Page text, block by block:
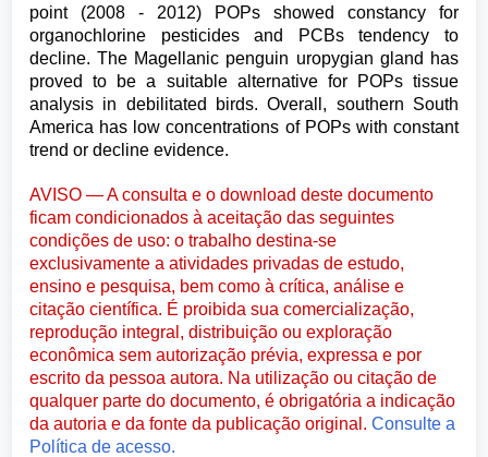
point (2008 - 2012) POPs showed constancy for
organochlorine pesticides and PCBs tendency to
decline. The Magellanic penguin uropygian gland has
proved to be a suitable alternative for POPs tissue
analysis in debilitated birds. Overall, southern South
America has low concentrations of POPs with constant
trend or decline evidence.
AVISO — A consulta e o download deste documento
ficam condicionados à aceitação das seguintes
condições de uso: o trabalho destina-se
exclusivamente a atividades privadas de estudo,
ensino e pesquisa, bem como à crítica, análise e
citação científica. É proibida sua comercialização,
reprodução integral, distribuição ou exploração
econômica sem autorização prévia, expressa e por
escrito da pessoa autora. Na utilização ou citação de
qualquer parte do documento, é obrigatória a indicação
da autoria e da fonte da publicação original.Consulte a
Política de acesso.